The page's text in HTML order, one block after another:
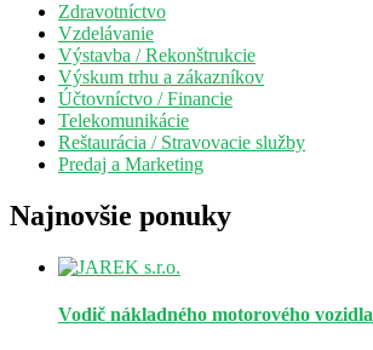
Zdravotníctvo
Vzdelávanie
Výstavba / Rekonštrukcie
Výskum trhu a zákazníkov
Účtovníctvo / Financie
Telekomunikácie
Reštaurácia / Stravovacie služby
Predaj a Marketing
Najnovšie ponuky
Vodič nákladného motorového vozidla